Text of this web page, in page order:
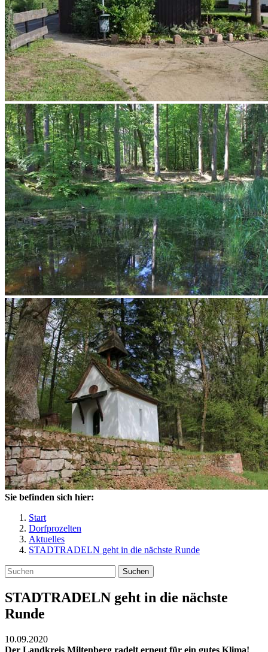
Sie befinden sich hier:
Start
Dorfprozelten
Aktuelles
STADTRADELN geht in die nächste Runde
Suchen
STADTRADELN geht in die nächste
Runde
10.09.2020
Der Landkreis Miltenberg radelt erneut für ein gutes Klima!